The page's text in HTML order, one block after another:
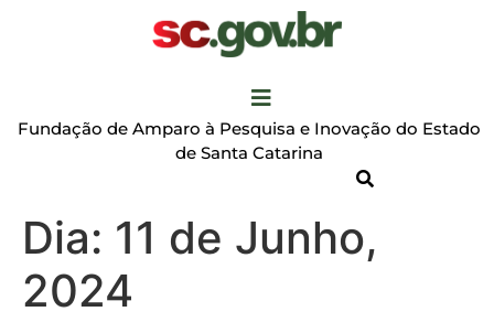
Fundação de Amparo à Pesquisa e Inovação do Estado
de Santa Catarina
Dia: 11 de Junho,
2024